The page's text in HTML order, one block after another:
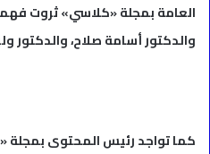
العامة بمجلة «كلاسي» ثروت
والدكتور أسامة صلاح، والدكتور
كما تواجد رئيس المحتوى بمجلة